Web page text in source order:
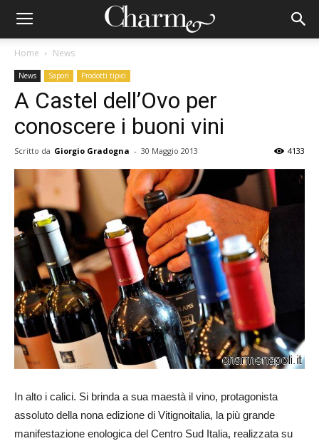
Home News
News Sapori Prodotti tipici
A Castel dell’Ovo per
conoscere i buoni vini
Scritto da Giorgio Gradogna - 30 Maggio 2013 4133
In alto i calici. Si brinda a sua maestà il vino, protagonista
assoluto della nona edizione di Vitignoitalia, la più grande
manifestazione enologica del Centro Sud Italia, realizzata su